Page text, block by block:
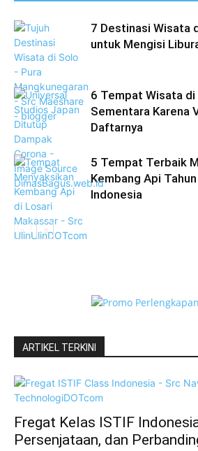
7 Destinasi Wisata
untuk Mengisi
6 Tempat Wisata di
Sementara Karena
Daftarnya
5 Tempat Terbaik
Kembang Api
Indonesia
ARTIKEL TERKINI
Fregat Kelas ISTIF
Persenjataan, dan